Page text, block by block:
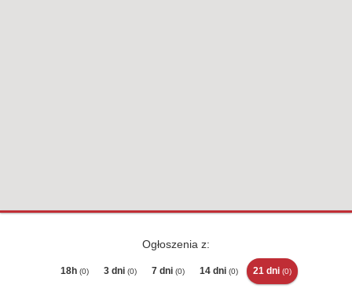
Ogłoszenia z:
18h (0) 3 dni (0) 7 dni (0) 14 dni (0) 21 dni (0)